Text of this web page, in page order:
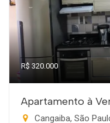
R$ 320.000
Apartamento à
Cangaiba, São